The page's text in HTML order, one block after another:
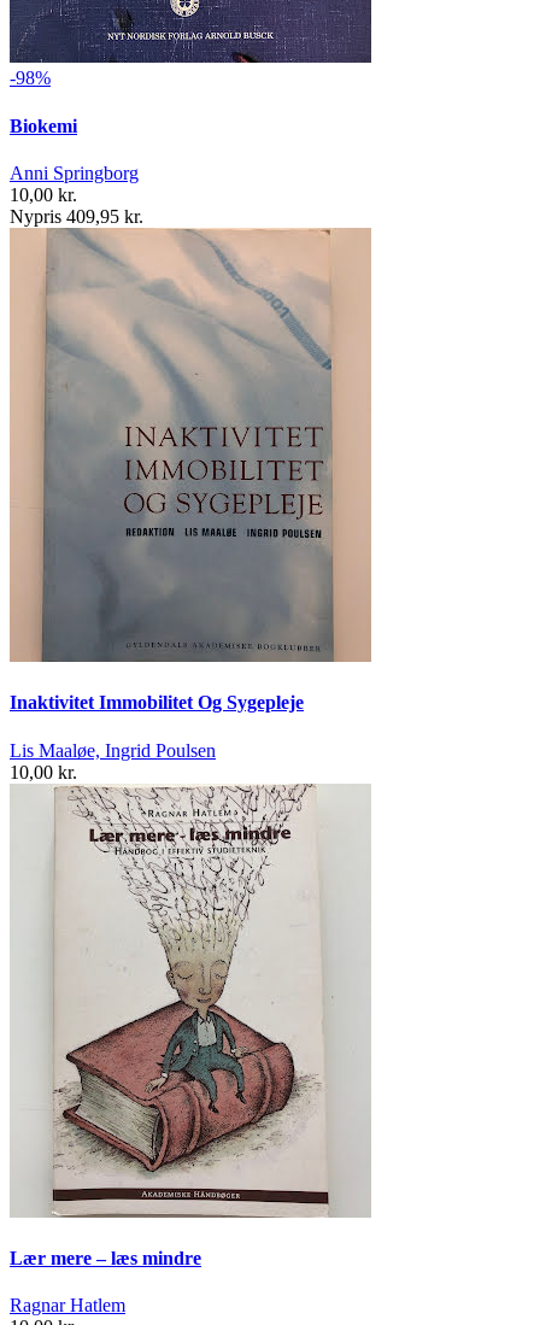
-98%
Biokemi
Anni Springborg
10,00 kr.
Nypris 409,95 kr.
Inaktivitet Immobilitet Og Sygepleje
Lis Maaløe, Ingrid Poulsen
10,00 kr.
Lær mere – læs mindre
Ragnar Hatlem